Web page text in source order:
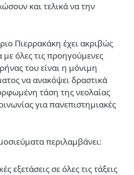
και τελικά να την
Πιερρακάκη έχει ακριβώς
με όλες τις προηγούμενες
του είναι η μόνιμη
να ανακόψει δραστικά
τάση της νεολαίας
για πανεπιστημιακές
περιλαμβάνει:
εξετάσεις σε όλες τις τάξεις